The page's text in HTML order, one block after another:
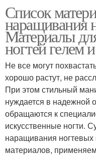
Список
наращивания
Материалы
ногтей гелем
Не все могут
хорошо растут, не
При этом стильный
нуждается в надежной
обращаются к
искусственные ногти.
наращивания
материалов,